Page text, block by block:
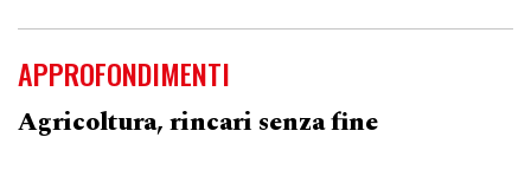
APPROFONDIMENTI
Agricoltura, rincari senza fine